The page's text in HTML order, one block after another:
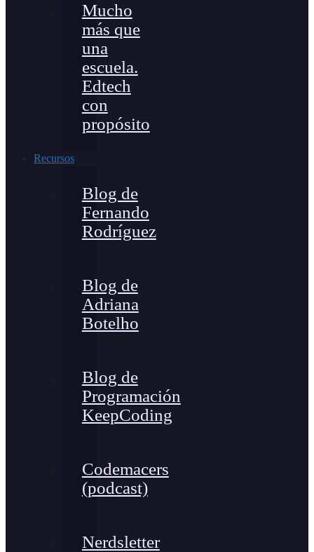
Mucho
más que
una
escuela.
Edtech
con
propósito
Recursos
Blog de
Fernando
Rodríguez
Blog de
Adriana
Botelho
Blog de
Programación
KeepCoding
Codemacers
(podcast)
Nerdsletter